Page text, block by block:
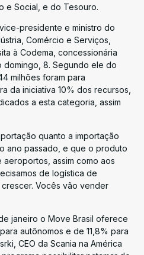
e Social, e do Tesouro.
presidente e ministro do
Comércio e Serviços,
à Codema, concessionária
domingo, 8. Segundo ele do
milhões foram para
da iniciativa 10% dos recursos,
a esta categoria, assim
quanto a importação
ano passado, e que o produto
assim como aos
de logística de
Vocês vão vender
janeiro o Move Brasil oferece
autônomos e de 11,8% para
CEO da Scania na América